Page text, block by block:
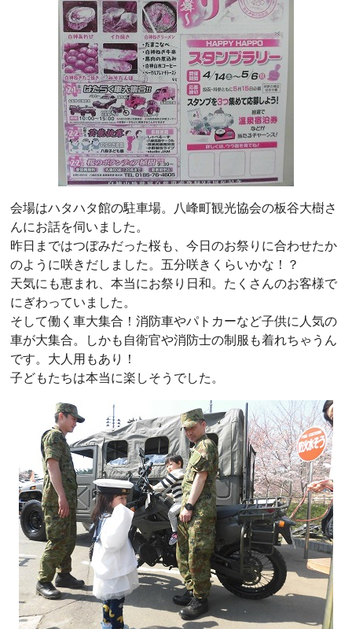
会場はハタハタ館の駐車場。八峰町観光協会の板谷大樹さ
んにお話を伺いました。
昨日まではつぼみだった桜も、今日のお祭りに合わせたか
のように咲きだしました。五分咲きくらいかな！？
天気にも恵まれ、本当にお祭り日和。たくさんのお客様で
にぎわっていました。
そして働く車大集合！消防車やパトカーなど子供に人気の
車が大集合。しかも自衛官や消防士の制服も着れちゃうん
です。大人用もあり！
子どもたちは本当に楽しそうでした。